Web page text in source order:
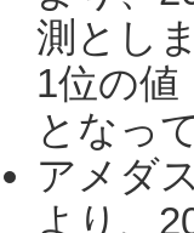
測とし
1位の値
となっ
アメダ
より、